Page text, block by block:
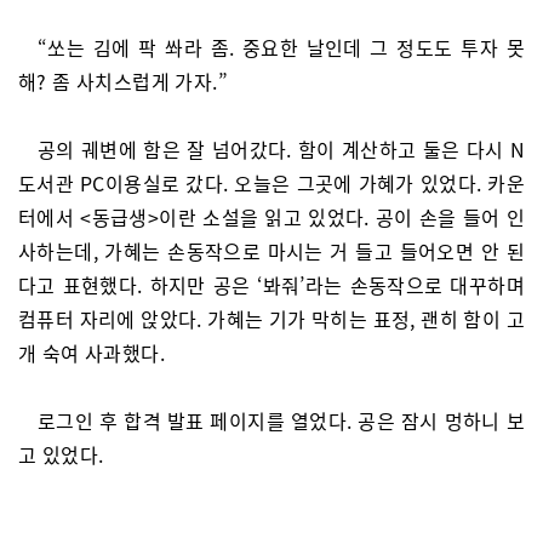
“쏘는 김에 팍 쏴라 좀. 중요한 날인데 그 정도도 투자 못
해? 좀 사치스럽게 가자.”
공의 궤변에 함은 잘 넘어갔다. 함이 계산하고 둘은 다시 N
도서관 PC이용실로 갔다. 오늘은 그곳에 가혜가 있었다. 카운
터에서 <동급생>이란 소설을 읽고 있었다. 공이 손을 들어 인
사하는데, 가혜는 손동작으로 마시는 거 들고 들어오면 안 된
다고 표현했다. 하지만 공은 ‘봐줘’라는 손동작으로 대꾸하며
컴퓨터 자리에 앉았다. 가혜는 기가 막히는 표정, 괜히 함이 고
개 숙여 사과했다.
로그인 후 합격 발표 페이지를 열었다. 공은 잠시 멍하니 보
고 있었다.